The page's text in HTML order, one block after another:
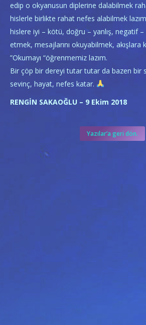
edip o okyanusun diplerine dalabilmek
hislerle birlikte rahat nefes alabilmek
hislere iyi – kötü, doğru – yanlış, negatif
etmek, mesajlarını okuyabilmek, akışlara
”Okumayı “öğrenmemiz lazım.
Bir çöp bir dereyi tutar tutar da bazen bir
sevinç, hayat, nefes katar.
RENGİN SAKAOĞLU – 9 Ekim 2018
Yazılar’a geri dön.